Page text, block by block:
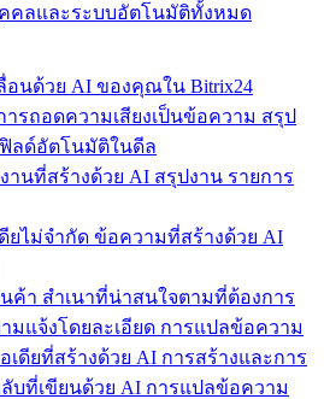
ลและระบบอัตโนมัติทั้งหมด
อนด้วย AI ของคุณใน Bitrix24
ารถอดความเสียงเป็นข้อความ สรุป
ลด์อัตโนมัติในดีล
านที่สร้างด้วย AI สรุปงาน รายการ
ยไม่จำกัด ข้อความที่สร้างด้วย AI
ค้า สำเนาที่น่าสนใจตามที่ต้องการ
มแจ้งโดยละเอียด การแปลข้อความ
เดียที่สร้างด้วย AI การสร้างและการ
บที่เขียนด้วย AI การแปลข้อความ